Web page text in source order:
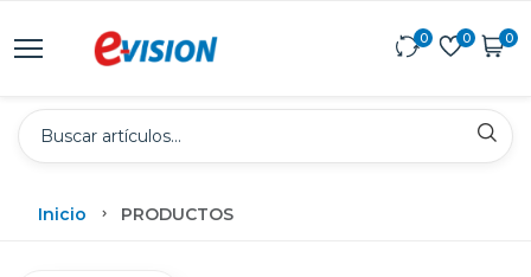
0 0 0
Inicio PRODUCTOS